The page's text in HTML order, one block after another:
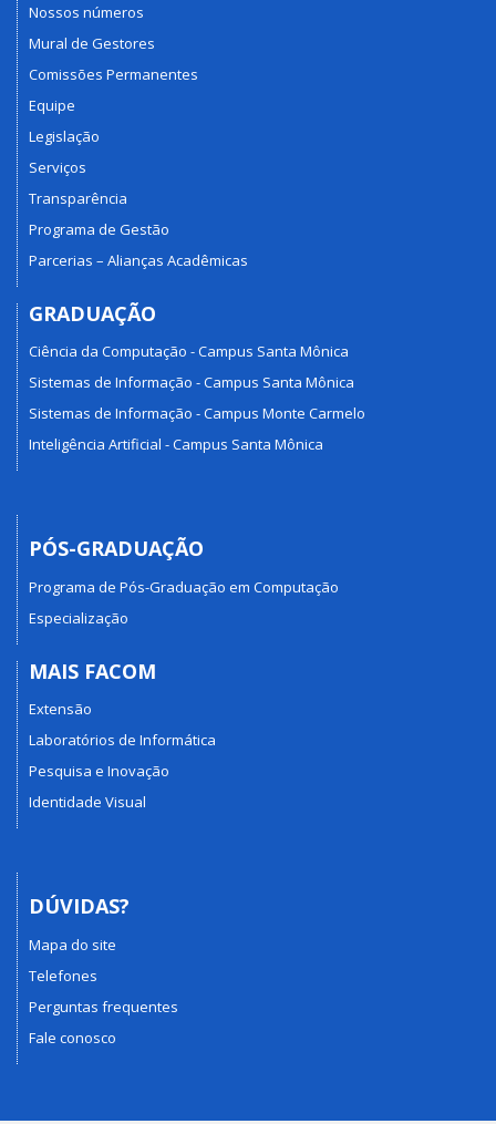
Nossos números
Mural de Gestores
Comissões Permanentes
Equipe
Legislação
Serviços
Transparência
Programa de Gestão
Parcerias – Alianças Acadêmicas
GRADUAÇÃO
Ciência da Computação - Campus Santa Mônica
Sistemas de Informação - Campus Santa Mônica
Sistemas de Informação - Campus Monte Carmelo
Inteligência Artificial - Campus Santa Mônica
PÓS-GRADUAÇÃO
Programa de Pós-Graduação em Computação
Especialização
MAIS FACOM
Extensão
Laboratórios de Informática
Pesquisa e Inovação
Identidade Visual
DÚVIDAS?
Mapa do site
Telefones
Perguntas frequentes
Fale conosco